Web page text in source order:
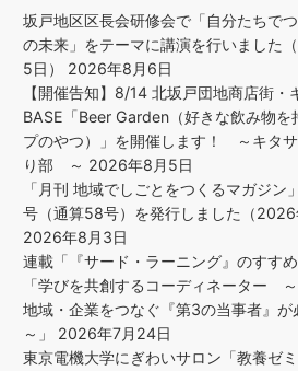
坂戸地区区長会研修会で「自分たちで
の未来」をテーマに講演を行いました
5日）
2026年8月6日
【開催告知】8/14 北坂戸団地商店街・
BASE「Beer Garden（好きな飲み物を
プのやつ）」を開催します！ ～キタサ
り部 ～ 2026年8月5日
「月刊 地域でしごとをつくるマガジン
号（通算58号）を発行しました（2026
2026年8月3日
連載「『サード・ラーニング』のすすめ
「学びを共創するコーディネーター ～
地域・企業をつなぐ『第3の当事者』が
～」
2026年7月24日
東京電機大学にぎわいサロン「教養ゼ